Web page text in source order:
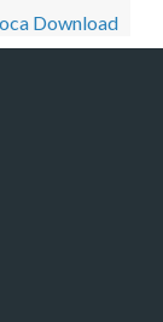
Download